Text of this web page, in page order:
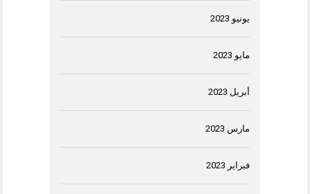
يونيو 2023
مايو 2023
أبريل 2023
مارس 2023
فبراير 2023